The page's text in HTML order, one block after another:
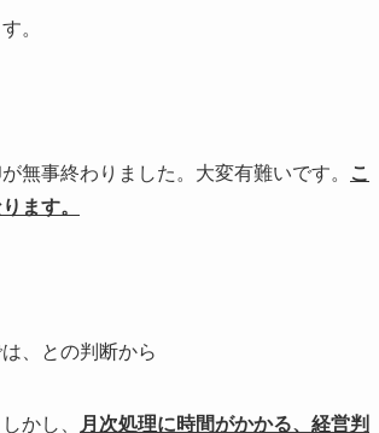
。
事終わりました。大変有難いです。 こ
ます。
、との判断から
かし、 月次処理に時間がかかる、経営判